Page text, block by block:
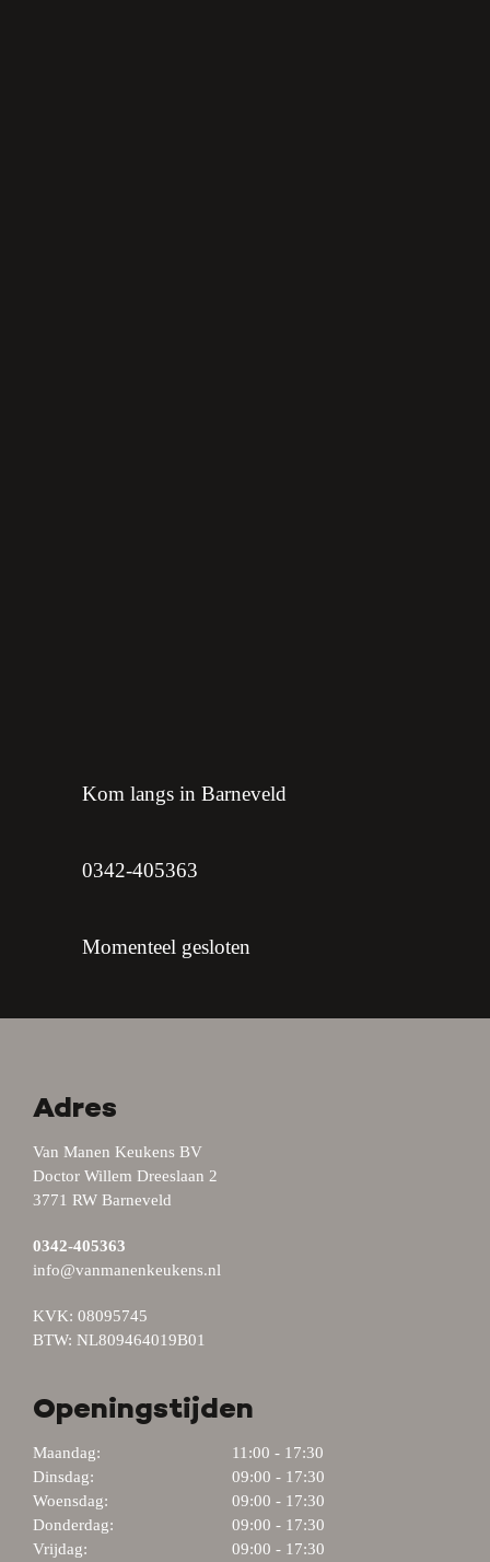
Kom langs in Barneveld
0342-405363
Momenteel gesloten
Adres
Van Manen Keukens BV
Doctor Willem Dreeslaan 2
3771 RW Barneveld
0342-405363
info@vanmanenkeukens.nl
KVK: 08095745
BTW: NL809464019B01
Openingstijden
Maandag:
11:00 - 17:30
Dinsdag:
09:00 - 17:30
Woensdag:
09:00 - 17:30
Donderdag:
09:00 - 17:30
Vrijdag:
09:00 - 17:30